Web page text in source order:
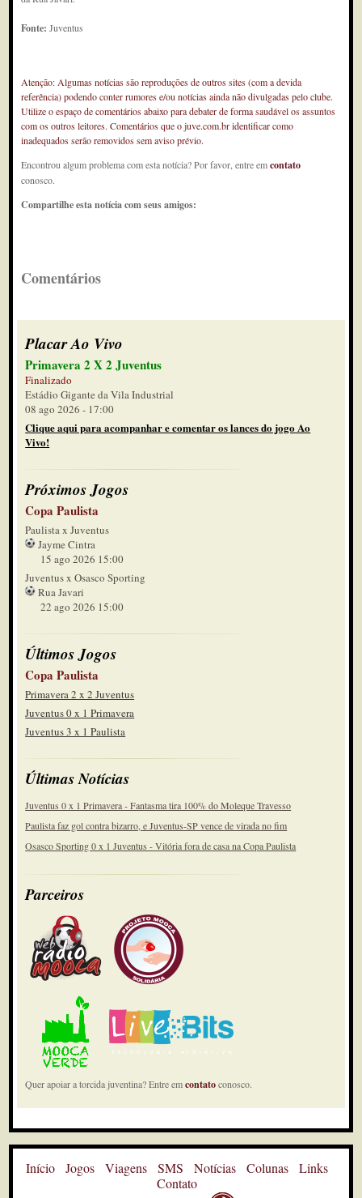
Fonte:Juventus
Atenção: Algumas notícias são reproduções de outros sites (com a devida
referência) podendo conter rumores e/ou notícias ainda não divulgadas pelo clube.
Utilize o espaço de comentários abaixo para debater de forma saudável os assuntos
com os outros leitores. Comentários que o juve.com.br identificar como
inadequados serão removidos sem aviso prévio.
Encontrou algum problema com esta notícia? Por favor, entre emcontato
conosco.
Compartilhe esta notícia com seus amigos:
Comentários
Placar Ao Vivo
Primavera 2 X 2 Juventus
Finalizado
Estádio Gigante da Vila Industrial
08 ago 2026 - 17:00
Clique aqui para acompanhar e comentar os lances do jogo Ao
Vivo!
Próximos Jogos
Copa Paulista
Paulista x Juventus
Jayme Cintra
15 ago 2026 15:00
Juventus x Osasco Sporting
Rua Javari
22 ago 2026 15:00
Últimos Jogos
Copa Paulista
Primavera 2 x 2 Juventus
Juventus 0 x 1 Primavera
Juventus 3 x 1 Paulista
Últimas Notícias
Juventus 0 x 1 Primavera - Fantasma tira 100% do Moleque Travesso
Paulista faz gol contra bizarro, e Juventus-SP vence de virada no fim
Osasco Sporting 0 x 1 Juventus - Vitória fora de casa na Copa Paulista
Parceiros
Quer apoiar a torcida juventina? Entre emcontatoconosco.
Início Jogos Viagens SMS Notícias Colunas
Links
Contato